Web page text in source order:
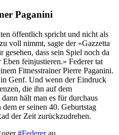
Paganini
öffentlich spricht und nicht als
voll nimmt, sagte der «Gazzetta
dass sein Spiel noch da
feinjustieren.» Federer tat
Fitnesstrainer Pierre Paganini.
Genf. Und wenn der Eindruck
die ihn auf dem
hält man es für durchaus
er seinen 40. Geburtstag
der Zeit zurückzudrehen.
#Federerau